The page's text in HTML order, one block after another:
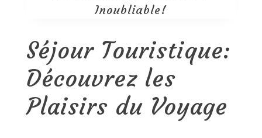
Inoubliable!
Séjour Touristique:
Découvrez les
Plaisirs du Voyage